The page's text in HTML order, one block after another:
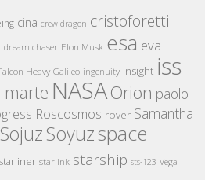
cina crew dragon cristoforetti
dream chaser Elon Musk esa eva
Heavy Galileo ingenuity insight iss
marte NASAOrion paolo
Roscosmos rover Samantha
SojuzSoyuzspace
starliner starlink starship sts-123 Vega